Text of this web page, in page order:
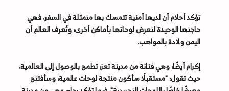
تؤكد أحلام أن لديها أمنية تتمسك بها متمثلة في السفر، فهي
حاجتها الوحيدة لتعرض لوحاتها بأماكن أخرى، وتُعرف العالم أن
اليمن ولادة بالمواهب.
إكرام أيضًا، وهي فنانة من مدينة تعز، تطمح بالوصول إلى العالمية،
حيث تقول: "مستقبلًا سأكون منتجة لوحات عالمية، وسأفتتح